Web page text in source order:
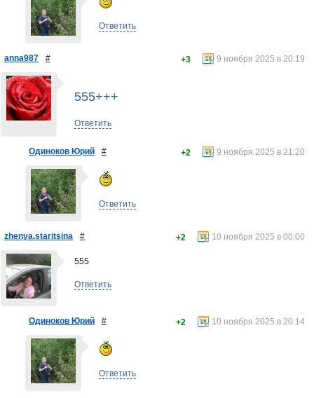
Ответить
anna987 # 9 ноября 2025 в 20:19
+3
555+++
Ответить
Одиноков Юрий # 9 ноября 2025 в 21:20
+2
Ответить
zhenya.staritsina # 10 ноября 2025 в 00:00
+2
555
Ответить
Одиноков Юрий # 10 ноября 2025 в 20:14
+2
Ответить